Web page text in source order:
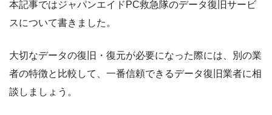
本記事ではジャパンエイドPC救急隊のデータ復旧サービ
スについて書きました。
大切なデータの復旧・復元が必要になった際には、別の業
者の特徴と比較して、一番信頼できるデータ復旧業者に相
談しましょう。